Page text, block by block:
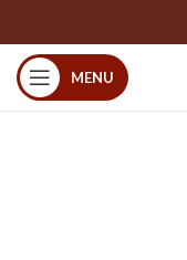
MENU